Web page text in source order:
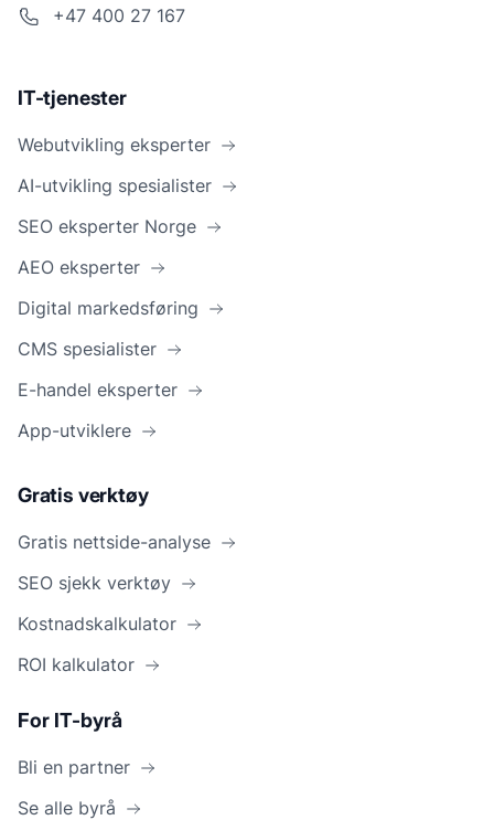
+47 400 27 167
IT-tjenester
Webutvikling eksperter
AI-utvikling spesialister
SEO eksperter Norge
AEO eksperter
Digital markedsføring
CMS spesialister
E-handel eksperter
App-utviklere
Gratis verktøy
Gratis nettside-analyse
SEO sjekk verktøy
Kostnadskalkulator
ROI kalkulator
For IT-byrå
Bli en partner
Se alle byrå